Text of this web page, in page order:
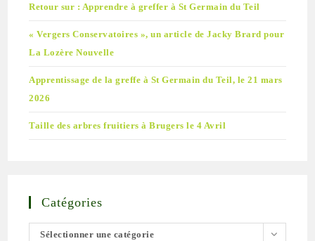
Retour sur : Apprendre à greffer à St Germain du Teil
« Vergers Conservatoires », un article de Jacky Brard pour
La Lozère Nouvelle
Apprentissage de la greffe à St Germain du Teil, le 21 mars
2026
Taille des arbres fruitiers à Brugers le 4 Avril
Catégories
Catégories
Sélectionner une catégorie